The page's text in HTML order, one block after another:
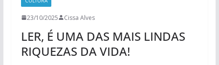
23/10/2025 Cissa Alves
LER, É UMA DAS MAIS LINDAS
RIQUEZAS DA VIDA!